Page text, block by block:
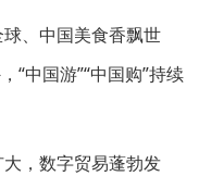
、中国美食香飘世
“中国游”“中国购”持续
，数字贸易蓬勃发